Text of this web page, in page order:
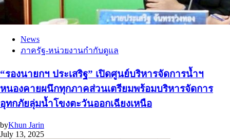
News
ภาครัฐ-หน่วยงานกำกับดูแล
“รองนายกฯ ประเสริฐ” เปิดศูนย์บริหารจัดการน้ำฯ
หนองคายผนึกทุกภาคส่วนเตรียมพร้อมบริหารจัดการ
อุทกภัยลุ่มน้ำโขงตะวันออกเฉียงเหนือ
byKhun Jarin
July 13, 2025